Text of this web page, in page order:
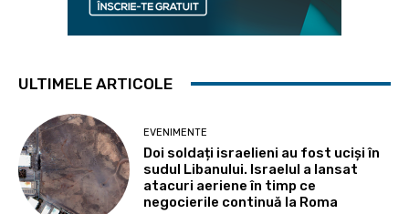
ULTIMELE ARTICOLE
EVENIMENTE
Doi soldați israelieni au fost uciși în
sudul Libanului. Israelul a lansat
atacuri aeriene în timp ce
negocierile continuă la Roma